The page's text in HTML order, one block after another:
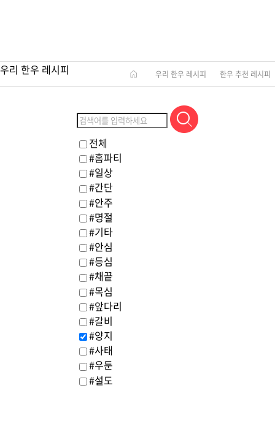
우리 한우 레시피 우리 한우 레시피 한우 추천 레시피
전체
#홈파티
#일상
#간단
#안주
#명절
#기타
#안심
#등심
#채끝
#목심
#앞다리
#갈비
#양지
#사태
#우둔
#설도